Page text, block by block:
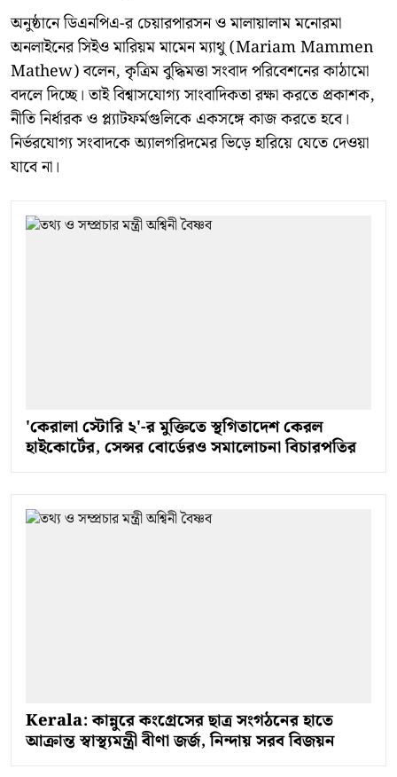
অনুষ্ঠানে ডিএনপিএ-র চেয়ারপারসন ও মালায়ালাম মনোরমা
অনলাইনের সিইও মারিয়ম মামেন ম্যাথু (Mariam Mammen
Mathew) বলেন, কৃত্রিম বুদ্ধিমত্তা সংবাদ পরিবেশনের কাঠামো
বদলে দিচ্ছে। তাই বিশ্বাসযোগ্য সাংবাদিকতা রক্ষা করতে প্রকাশক,
নীতি নির্ধারক ও প্ল্যাটফর্মগুলিকে একসঙ্গে কাজ করতে হবে।
নির্ভরযোগ্য সংবাদকে অ্যালগরিদমের ভিড়ে হারিয়ে যেতে দেওয়া
যাবে না।
'কেরালা স্টোরি ২'-র মুক্তিতে স্থগিতাদেশ কেরল
হাইকোর্টের, সেন্সর বোর্ডেরও সমালোচনা বিচারপতির
Kerala: কান্নুরে কংগ্রেসের ছাত্র সংগঠনের হাতে
আক্রান্ত স্বাস্থ্যমন্ত্রী বীণা জর্জ, নিন্দায় সরব বিজয়ন